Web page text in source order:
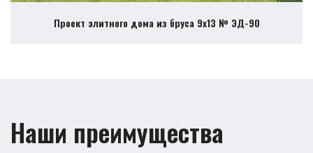
Проект элитного дома из бруса 9х13 № ЭД-90
Наши преимущества